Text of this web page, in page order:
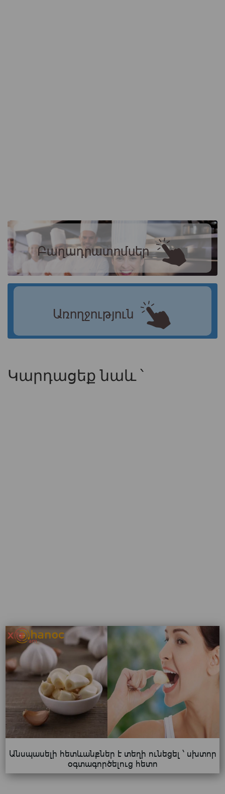
Բաղադրատոմսեր
Առողջություն
Կարդացեք նաև ՝
Անսպասելի հետևանքներ է տեղի ունեցել ՝ սխտոր
օգտագործելուց հետո